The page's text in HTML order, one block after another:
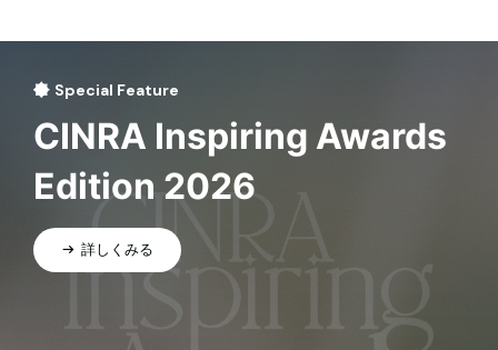
Special Feature
CINRA Inspiring Awards
Edition 2026
詳しくみる